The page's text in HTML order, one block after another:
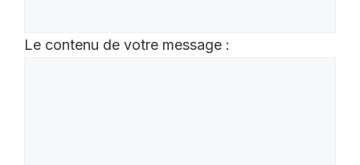
Le contenu de votre message :